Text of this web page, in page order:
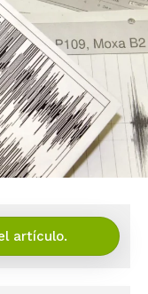
artículo.